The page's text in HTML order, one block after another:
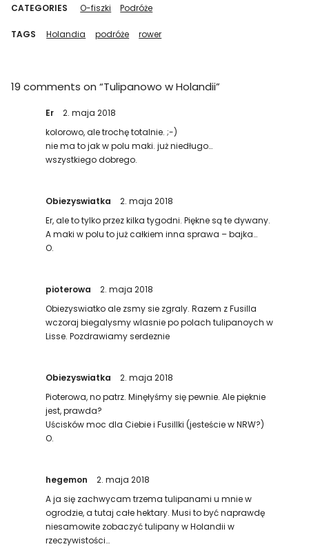
CATEGORIES O-fiszki Podróże
TAGS Holandia podróże rower
19 comments on “Tulipanowo w Holandii”
Er
2. maja 2018
kolorowo, ale trochę totalnie. ;-)
nie ma to jak w polu maki. już niedługo…
wszystkiego dobrego.
Obiezyswiatka
2. maja 2018
Er, ale to tylko przez kilka tygodni. Piękne są te dywany.
A maki w polu to już całkiem inna sprawa – bajka…
O.
pioterowa
2. maja 2018
Obiezyswiatko ale zsmy sie zgraly. Razem z Fusilla
wczoraj biegalysmy wlasnie po polach tulipanoych w
Lisse. Pozdrawiamy serdeznie
Obiezyswiatka
2. maja 2018
Pioterowa, no patrz. Minęłyśmy się pewnie. Ale pięknie
jest, prawda?
Uścisków moc dla Ciebie i Fusillki (jesteście w NRW?)
O.
hegemon
2. maja 2018
A ja się zachwycam trzema tulipanami u mnie w
ogrodzie, a tutaj całe hektary. Musi to być naprawdę
niesamowite zobaczyć tulipany w Holandii w
rzeczywistości…